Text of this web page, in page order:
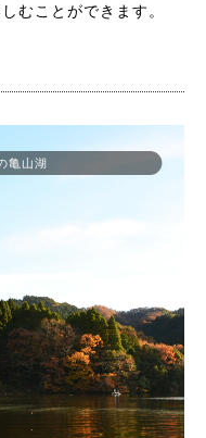
むことができます。
亀山湖